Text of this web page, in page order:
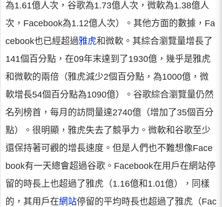
為1.61億人次，谷歌為1.73億人次，微軟為1.38億人
次，Facebook為1.12億人次）。其他方面的數據，Fa
cebook也已經超過雅虎和微軟。其綜合瀏覽量增長了
141個百分點，在09年末達到了1930億，幾乎是雅虎
和微軟的兩倍（雅虎減少2個百分點，為1000億，微
軟增長54個百分點為1090億）。谷歌綜合瀏覽量仍然
名列榜首，每月的訪問量達2740億（增加了35個百分
點）。很明顯，雅虎失去了競爭力。微軟和谷歌至少
還保持著可觀的增長速度。但是人們也不難想像Face
book有一天總會超過谷歌。Facebook在用戶在網站停
留的時長上也超過了雅虎（1.16億和1.01億），同樣
的，其用戶在網站停留的平均時長也超過了雅虎（Fac